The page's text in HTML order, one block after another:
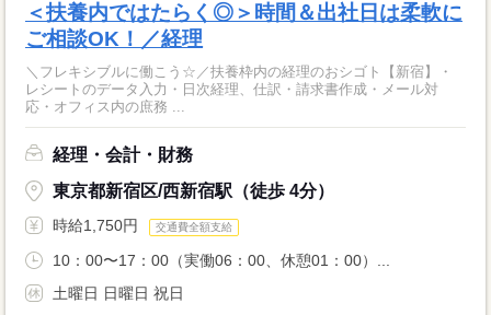
＜扶養内ではたらく◎＞時間＆出社日は柔軟に
ご相談OK！／経理
＼フレキシブルに働こう☆／扶養枠内の経理のおシゴト【新宿】・
レシートのデータ入力・日次経理、仕訳・請求書作成・メール対
応・オフィス内の庶務 ...
経理・会計・財務
東京都新宿区/西新宿駅（徒歩 4分）
時給1,750円 交通費全額支給
10：00〜17：00（実働06：00、休憩01：00）...
土曜日 日曜日 祝日